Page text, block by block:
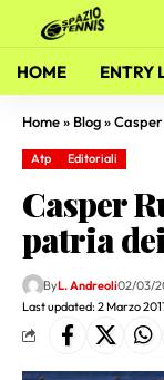
HOME ENTRY
Home» Blog»
Atp Editoriali
Casper
patria
Last updated: 2 Marzo
ByL. Andreoli02/03/